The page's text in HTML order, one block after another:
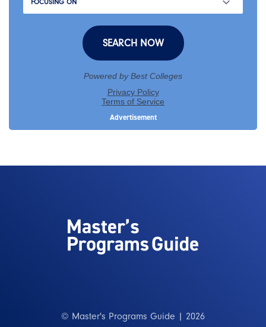
© Master's Programs Guide | 2026